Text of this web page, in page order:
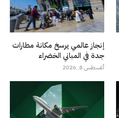
إنجاز عالمي يرسخ مكانة مطارات
جدة في المباني الخضراء
أغسطس 8, 2026